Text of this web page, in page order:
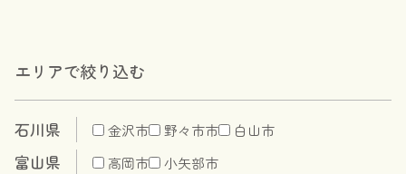
エリアで絞り込む
石川県 金沢市 野々市市 白山市
富山県 高岡市 小矢部市